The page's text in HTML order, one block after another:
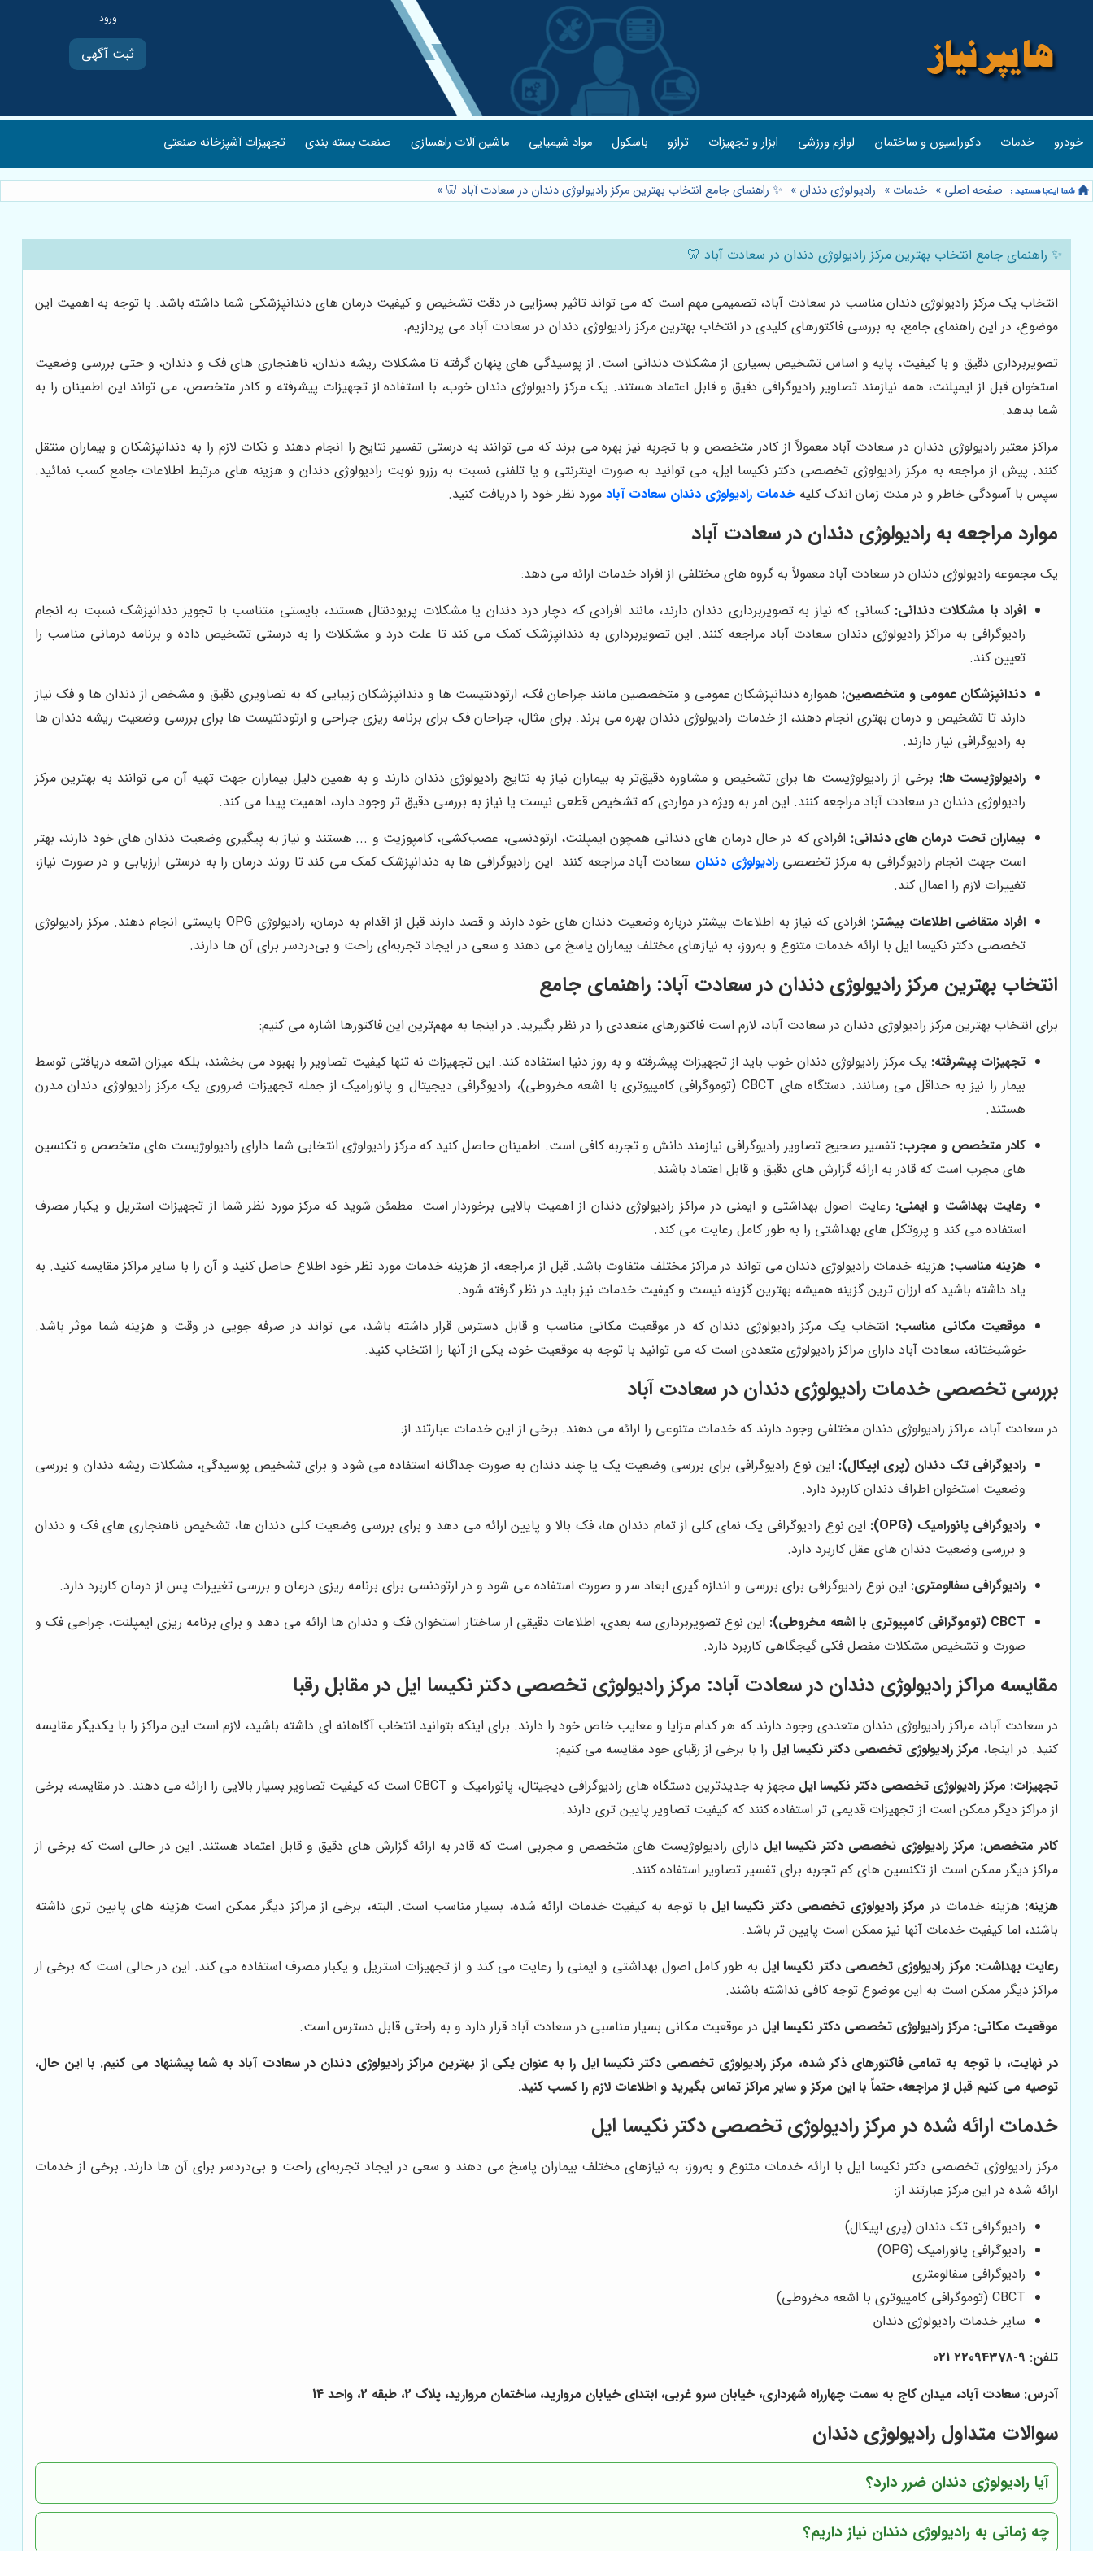
ثبت آگهی
خودرو خدمات دکوراسیون و ساختمان لوازم ورزشی ابزار و تجهیزات ترازو باسکول مواد شیمیایی ماشین آلات راهسازی صنعت بسته بندی تجهیزات آشپزخانه صنعتی
صفحه اصلی » خدمات » رادیولوژی دندان » ✨ راهنمای جامع انتخاب بهترین مرکز رادیولوژی دندان در سعادت آباد 🦷 »
✨ راهنمای جامع انتخاب بهترین مرکز رادیولوژی دندان در سعادت آباد 🦷
انتخاب یک مرکز رادیولوژی دندان مناسب در سعادت آباد، تصمیمی مهم است که می تواند تاثیر بسزایی در دقت تشخیص و کیفیت درمان های دندانپزشکی شما داشته باشد. با توجه به اهمیت این
موضوع، در این راهنمای جامع، به بررسی فاکتورهای کلیدی در انتخاب بهترین مرکز رادیولوژی دندان در سعادت آباد می پردازیم.
تصویربرداری دقیق و با کیفیت، پایه و اساس تشخیص بسیاری از مشکلات دندانی است. از پوسیدگی های پنهان گرفته تا مشکلات ریشه دندان، ناهنجاری های فک و دندان، و حتی بررسی وضعیت
استخوان قبل از ایمپلنت، همه نیازمند تصاویر رادیوگرافی دقیق و قابل اعتماد هستند. یک مرکز رادیولوژی دندان خوب، با استفاده از تجهیزات پیشرفته و کادر متخصص، می تواند این اطمینان را به
شما بدهد.
مراکز معتبر رادیولوژی دندان در سعادت آباد معمولاً از کادر متخصص و با تجربه نیز بهره می برند که می توانند به درستی تفسیر نتایج را انجام دهند و نکات لازم را به دندانپزشکان و بیماران منتقل
کنند. پیش از مراجعه به مرکز رادیولوژی تخصصی دکتر نکیسا ایل، می توانید به صورت اینترنتی و یا تلفنی نسبت به رزرو نوبت رادیولوژی دندان و هزینه های مرتبط اطلاعات جامع کسب نمائید.
سپس با آسودگی خاطر و در مدت زمان اندک کلیه خدمات رادیولوژی دندان سعادت آباد مورد نظر خود را دریافت کنید.
موارد مراجعه به رادیولوژی دندان در سعادت آباد
یک مجموعه رادیولوژی دندان در سعادت آباد معمولاً به گروه های مختلفی از افراد خدمات ارائه می دهد:
افراد با مشکلات دندانی: کسانی که نیاز به تصویربرداری دندان دارند، مانند افرادی که دچار درد دندان یا مشکلات پریودنتال هستند، بایستی متناسب با تجویز دندانپزشک نسبت به انجام
رادیوگرافی به مراکز رادیولوژی دندان سعادت آباد مراجعه کنند. این تصویربرداری به دندانپزشک کمک می کند تا علت درد و مشکلات را به درستی تشخیص داده و برنامه درمانی مناسب را
تعیین کند.
دندانپزشکان عمومی و متخصصین: همواره دندانپزشکان عمومی و متخصصین مانند جراحان فک، ارتودنتیست ها و دندانپزشکان زیبایی که به تصاویری دقیق و مشخص از دندان ها و فک نیاز
دارند تا تشخیص و درمان بهتری انجام دهند، از خدمات رادیولوژی دندان بهره می برند. برای مثال، جراحان فک برای برنامه ریزی جراحی و ارتودنتیست ها برای بررسی وضعیت ریشه دندان ها
به رادیوگرافی نیاز دارند.
رادیولوژیست ها: برخی از رادیولوژیست ها برای تشخیص و مشاوره دقیق‌تر به بیماران نیاز به نتایج رادیولوژی دندان دارند و به همین دلیل بیماران جهت تهیه آن می توانند به بهترین مرکز
رادیولوژی دندان در سعادت آباد مراجعه کنند. این امر به ویژه در مواردی که تشخیص قطعی نیست یا نیاز به بررسی دقیق تر وجود دارد، اهمیت پیدا می کند.
بیماران تحت درمان های دندانی: افرادی که در حال درمان های دندانی همچون ایمپلنت، ارتودنسی، عصب‌کشی، کامپوزیت و ... هستند و نیاز به پیگیری وضعیت دندان های خود دارند، بهتر
است جهت انجام رادیوگرافی به مرکز تخصصیرادیولوژی دندان سعادت آباد مراجعه کنند. این رادیوگرافی ها به دندانپزشک کمک می کند تا روند درمان را به درستی ارزیابی و در صورت نیاز،
تغییرات لازم را اعمال کند.
افراد متقاضی اطلاعات بیشتر: افرادی که نیاز به اطلاعات بیشتر درباره وضعیت دندان های خود دارند و قصد دارند قبل از اقدام به درمان، رادیولوژی OPG بایستی انجام دهند.
مرکز رادیولوژی
تخصصی دکتر نکیسا ایل با ارائه خدمات متنوع و به‌روز، به نیازهای مختلف بیماران پاسخ می دهند و سعی در ایجاد تجربه‌ای راحت و بی‌دردسر برای آن ها دارند.
انتخاب بهترین مرکز رادیولوژی دندان در سعادت آباد: راهنمای جامع
برای انتخاب بهترین مرکز رادیولوژی دندان در سعادت آباد، لازم است فاکتورهای متعددی را در نظر بگیرید. در اینجا به مهم‌ترین این فاکتورها اشاره می کنیم:
تجهیزات پیشرفته: یک مرکز رادیولوژی دندان خوب باید از تجهیزات پیشرفته و به روز دنیا استفاده کند. این تجهیزات نه تنها کیفیت تصاویر را بهبود می بخشند، بلکه میزان اشعه دریافتی توسط
بیمار را نیز به حداقل می رسانند. دستگاه های CBCT (توموگرافی کامپیوتری با اشعه مخروطی)، رادیوگرافی دیجیتال و پانورامیک از جمله تجهیزات ضروری یک مرکز رادیولوژی دندان مدرن
هستند.
کادر متخصص و مجرب: تفسیر صحیح تصاویر رادیوگرافی نیازمند دانش و تجربه کافی است. اطمینان حاصل کنید که مرکز رادیولوژی انتخابی شما دارای رادیولوژیست های متخصص و تکنسین
های مجرب است که قادر به ارائه گزارش های دقیق و قابل اعتماد باشند.
رعایت بهداشت و ایمنی: رعایت اصول بهداشتی و ایمنی در مراکز رادیولوژی دندان از اهمیت بالایی برخوردار است. مطمئن شوید که مرکز مورد نظر شما از تجهیزات استریل و یکبار مصرف
استفاده می کند و پروتکل های بهداشتی را به طور کامل رعایت می کند.
هزینه مناسب: هزینه خدمات رادیولوژی دندان می تواند در مراکز مختلف متفاوت باشد. قبل از مراجعه، از هزینه خدمات مورد نظر خود اطلاع حاصل کنید و آن را با سایر مراکز مقایسه کنید. به
یاد داشته باشید که ارزان ترین گزینه همیشه بهترین گزینه نیست و کیفیت خدمات نیز باید در نظر گرفته شود.
موقعیت مکانی مناسب: انتخاب یک مرکز رادیولوژی دندان که در موقعیت مکانی مناسب و قابل دسترس قرار داشته باشد، می تواند در صرفه جویی در وقت و هزینه شما موثر باشد.
خوشبختانه، سعادت آباد دارای مراکز رادیولوژی متعددی است که می توانید با توجه به موقعیت خود، یکی از آنها را انتخاب کنید.
بررسی تخصصی خدمات رادیولوژی دندان در سعادت آباد
در سعادت آباد، مراکز رادیولوژی دندان مختلفی وجود دارند که خدمات متنوعی را ارائه می دهند. برخی از این خدمات عبارتند از:
رادیوگرافی تک دندان (پری اپیکال): این نوع رادیوگرافی برای بررسی وضعیت یک یا چند دندان به صورت جداگانه استفاده می شود و برای تشخیص پوسیدگی، مشکلات ریشه دندان و بررسی
وضعیت استخوان اطراف دندان کاربرد دارد.
رادیوگرافی پانورامیک (OPG):
این نوع رادیوگرافی یک نمای کلی از تمام دندان ها، فک بالا و پایین ارائه می دهد و برای بررسی وضعیت کلی دندان ها، تشخیص ناهنجاری های فک و دندان
و بررسی وضعیت دندان های عقل کاربرد دارد.
رادیوگرافی سفالومتری: این نوع رادیوگرافی برای بررسی و اندازه گیری ابعاد سر و صورت استفاده می شود و در ارتودنسی برای برنامه ریزی درمان و بررسی تغییرات پس از درمان کاربرد دارد.
CBCT (توموگرافی کامپیوتری با اشعه مخروطی):
این نوع تصویربرداری سه بعدی، اطلاعات دقیقی از ساختار استخوان فک و دندان ها ارائه می دهد و برای برنامه ریزی ایمپلنت، جراحی فک و
صورت و تشخیص مشکلات مفصل فکی گیجگاهی کاربرد دارد.
مقایسه مراکز رادیولوژی دندان در سعادت آباد: مرکز رادیولوژی تخصصی دکتر نکیسا ایل در مقابل رقبا
در سعادت آباد، مراکز رادیولوژی دندان متعددی وجود دارند که هر کدام مزایا و معایب خاص خود را دارند. برای اینکه بتوانید انتخاب آگاهانه ای داشته باشید، لازم است این مراکز را با یکدیگر مقایسه
کنید. در اینجا، مرکز رادیولوژی تخصصی دکتر نکیسا ایل را با برخی از رقبای خود مقایسه می کنیم:
تجهیزات: مرکز رادیولوژی تخصصی دکتر نکیسا ایل
مجهز به جدیدترین دستگاه های رادیوگرافی دیجیتال، پانورامیک و CBCT است که کیفیت تصاویر بسیار بالایی را ارائه می دهند. در مقایسه، برخی
از مراکز دیگر ممکن است از تجهیزات قدیمی تر استفاده کنند که کیفیت تصاویر پایین تری دارند.
کادر متخصص: مرکز رادیولوژی تخصصی دکتر نکیسا ایل دارای رادیولوژیست های متخصص و مجربی است که قادر به ارائه گزارش های دقیق و قابل اعتماد هستند. این در حالی است که برخی از
مراکز دیگر ممکن است از تکنسین های کم تجربه برای تفسیر تصاویر استفاده کنند.
هزینه: هزینه خدمات در مرکز رادیولوژی تخصصی دکتر نکیسا ایل با توجه به کیفیت خدمات ارائه شده، بسیار مناسب است. البته، برخی از مراکز دیگر ممکن است هزینه های پایین تری داشته
باشند، اما کیفیت خدمات آنها نیز ممکن است پایین تر باشد.
رعایت بهداشت: مرکز رادیولوژی تخصصی دکتر نکیسا ایل به طور کامل اصول بهداشتی و ایمنی را رعایت می کند و از تجهیزات استریل و یکبار مصرف استفاده می کند. این در حالی است که برخی از
مراکز دیگر ممکن است به این موضوع توجه کافی نداشته باشند.
موقعیت مکانی: مرکز رادیولوژی تخصصی دکتر نکیسا ایل در موقعیت مکانی بسیار مناسبی در سعادت آباد قرار دارد و به راحتی قابل دسترس است.
در نهایت، با توجه به تمامی فاکتورهای ذکر شده، مرکز رادیولوژی تخصصی دکتر نکیسا ایل را به عنوان یکی از بهترین مراکز رادیولوژی دندان در سعادت آباد به شما پیشنهاد می کنیم. با این حال،
توصیه می کنیم قبل از مراجعه، حتماً با این مرکز و سایر مراکز تماس بگیرید و اطلاعات لازم را کسب کنید.
خدمات ارائه شده در مرکز رادیولوژی تخصصی دکتر نکیسا ایل
مرکز رادیولوژی تخصصی دکتر نکیسا ایل با ارائه خدمات متنوع و به‌روز، به نیازهای مختلف بیماران پاسخ می دهند و سعی در ایجاد تجربه‌ای راحت و بی‌دردسر برای آن ها دارند. برخی از خدمات
ارائه شده در این مرکز عبارتند از:
رادیوگرافی تک دندان (پری اپیکال)
رادیوگرافی پانورامیک (OPG)
رادیوگرافی سفالومتری
CBCT (توموگرافی کامپیوتری با اشعه مخروطی)
سایر خدمات رادیولوژی دندان
تلفن: 9-22094378 021
آدرس: سعادت آباد، میدان کاج به سمت چهارراه شهرداری، خیابان سرو غربی، ابتدای خیابان مروارید، ساختمان مروارید، پلاک 2، طبقه 2، واحد 14
سوالات متداول رادیولوژی دندان
آیا رادیولوژی دندان ضرر دارد؟
چه زمانی به رادیولوژی دندان نیاز داریم؟